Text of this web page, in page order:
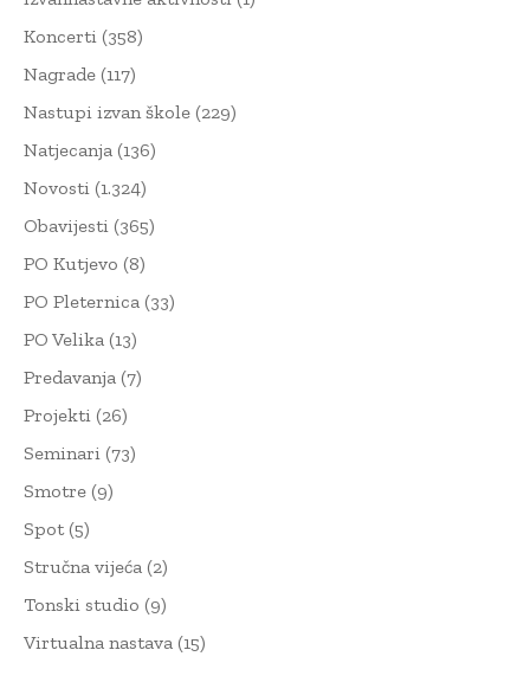
Koncerti (358)
Nagrade (117)
Nastupi izvan škole (229)
Natjecanja (136)
Novosti (1.324)
Obavijesti (365)
PO Kutjevo (8)
PO Pleternica (33)
PO Velika (13)
Predavanja (7)
Projekti (26)
Seminari (73)
Smotre (9)
Spot(5)
Stručna vijeća (2)
Tonski studio (9)
Virtualna nastava (15)